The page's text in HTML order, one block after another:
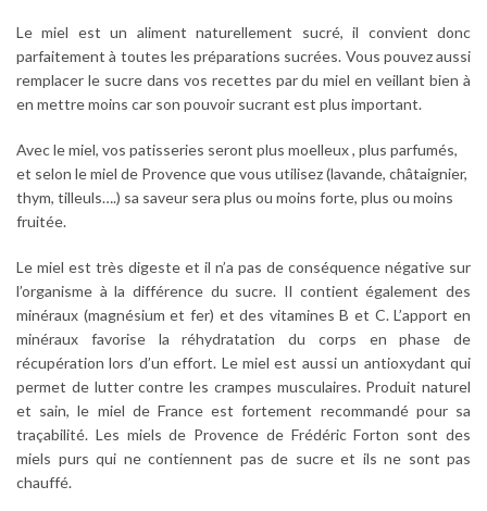
Le miel est un aliment naturellement sucré, il convient donc
parfaitement à toutes les préparations sucrées. Vous pouvez aussi
remplacer le sucre dans vos recettes par du miel en veillant bien à
en mettre moins car son pouvoir sucrant est plus important.
Avec le miel, vos patisseries seront plus moelleux , plus parfumés,
et selon le miel de Provence que vous utilisez (lavande, châtaignier,
thym, tilleuls….) sa saveur sera plus ou moins forte, plus ou moins
fruitée.
Le miel est très digeste et il n’a pas de conséquence négative sur
l’organisme à la différence du sucre. Il contient également des
minéraux (magnésium et fer) et des vitamines B et C. L’apport en
minéraux favorise la réhydratation du corps en phase de
récupération lors d’un effort. Le miel est aussi un antioxydant qui
permet de lutter contre les crampes musculaires. Produit naturel
et sain, le miel de France est fortement recommandé pour sa
traçabilité. Les miels de Provence de Frédéric Forton sont des
miels purs qui ne contiennent pas de sucre et ils ne sont pas
chauffé.